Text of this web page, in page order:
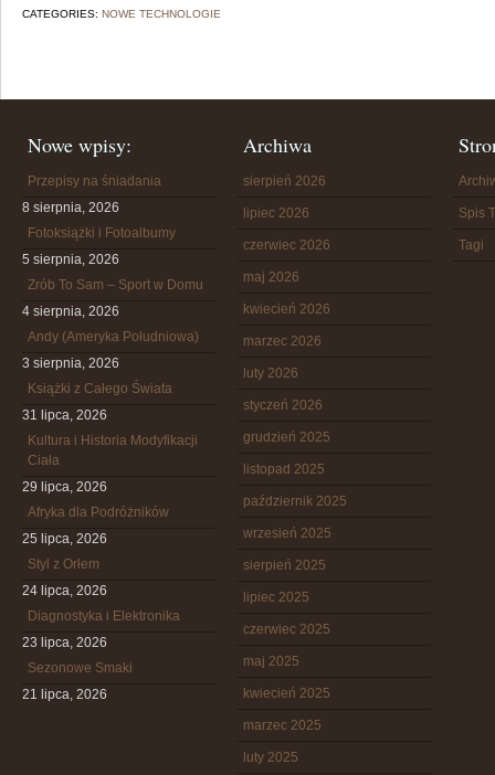
CATEGORIES: NOWE TECHNOLOGIE
Nowe wpisy:
Przepisy na śniadania
8 sierpnia, 2026
Fotoksiążki i Fotoalbumy
5 sierpnia, 2026
Zrób To Sam – Sport w Domu
4 sierpnia, 2026
Andy (Ameryka Południowa)
3 sierpnia, 2026
Książki z Całego Świata
31 lipca, 2026
Kultura i Historia Modyfikacji
Ciała
29 lipca, 2026
Afryka dla Podróżników
25 lipca, 2026
Styl z Orłem
24 lipca, 2026
Diagnostyka i Elektronika
23 lipca, 2026
Sezonowe Smaki
21 lipca, 2026
Archiwa
sierpień 2026
lipiec 2026
czerwiec 2026
maj 2026
kwiecień 2026
marzec 2026
luty 2026
styczeń 2026
grudzień 2025
listopad 2025
październik 2025
wrzesień 2025
sierpień 2025
lipiec 2025
czerwiec 2025
maj 2025
kwiecień 2025
marzec 2025
luty 2025
Spis
Tagi